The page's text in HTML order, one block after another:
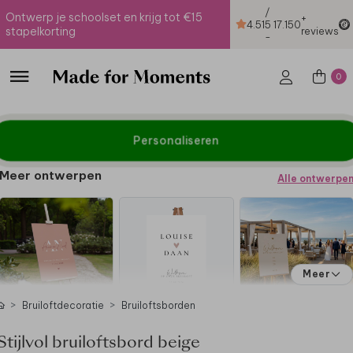
Ontwerp je schoolset en krijg tot €15
stapelkorting
4.51
/
5
-
17.150+
reviews
0
Personaliseren
Meer ontwerpen Alle ontwerpen
Meer
Bruiloftdecoratie Bruiloftsborden
bruiloftsbord beige